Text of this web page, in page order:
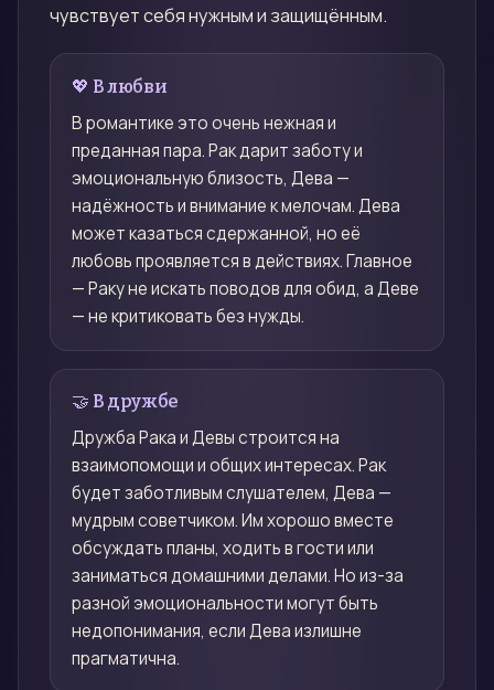
чувствует себя нужным и защищённым.
💖 В любви
В романтике это очень нежная и
преданная пара. Рак дарит заботу и
эмоциональную близость, Дева —
надёжность и внимание к мелочам. Дева
может казаться сдержанной, но её
любовь проявляется в действиях. Главное
— Раку не искать поводов для обид, а Деве
— не критиковать без нужды.
🤝 В дружбе
Дружба Рака и Девы строится на
взаимопомощи и общих интересах. Рак
будет заботливым слушателем, Дева —
мудрым советчиком. Им хорошо вместе
обсуждать планы, ходить в гости или
заниматься домашними делами. Но из-за
разной эмоциональности могут быть
недопонимания, если Дева излишне
прагматична.